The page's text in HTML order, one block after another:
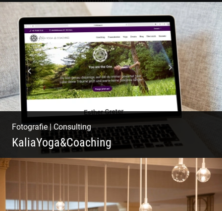
W.U.F.O. Food Orbiter | Event Gastronomie |
Catering Service | Essen & Trinken
Fotografie | Consulting
KaliaYoga&Coaching
Pint- & Webdesign, Fotografie & Corporate-